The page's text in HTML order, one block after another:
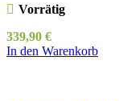
Vorrätig
339,90 €
In den Warenkorb